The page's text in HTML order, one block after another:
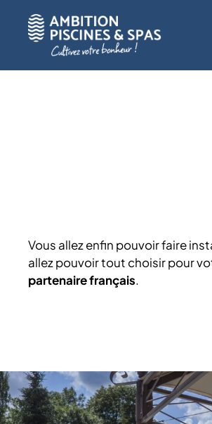
Accueil»Piscines »Les piscines
Vous allez enfin pouvoir faire
allez pouvoir tout choisir pour
partenaire français.